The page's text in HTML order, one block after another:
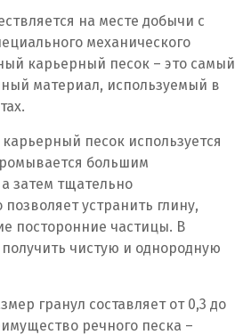
на месте добычи с
механического
карьерный песок – это самый
материал, используемый в
песок используется
большим
затем тщательно
устранить глину,
посторонние частицы. В
получить чистую и однородную
гранул составляет от 0,3 до
речного песка –